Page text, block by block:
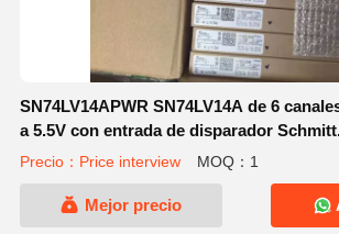
SN74LV14APWR SN74LV14A de 6
a 5.5V con entrada de disparador
Precio：Price interview MOQ：1
Mejor precio